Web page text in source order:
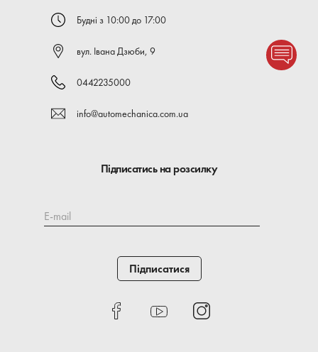
Будні з 10:00 до 17:00
вул. Івана Дзюби, 9
0442235000
info@automechanica.com.ua
Підписатись на розсилку
E-mail
Підписатися